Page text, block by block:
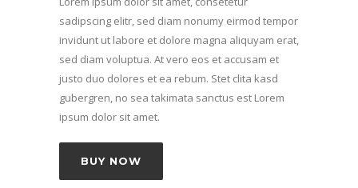
sadipscing elitr, sed diam nonumy eirmod tempor
invidunt ut labore et dolore magna aliquyam erat,
sed diam voluptua. At vero eos et accusam et
justo duo dolores et ea rebum. Stet clita kasd
gubergren, no sea takimata sanctus est Lorem
ipsum dolor sit amet.
BUY NOW